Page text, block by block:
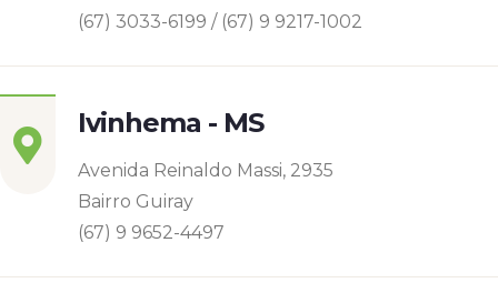
(67) 3033-6199 / (67) 9 9217-1002
Ivinhema - MS
Avenida Reinaldo Massi, 2935
Bairro Guiray
(67) 9 9652-4497